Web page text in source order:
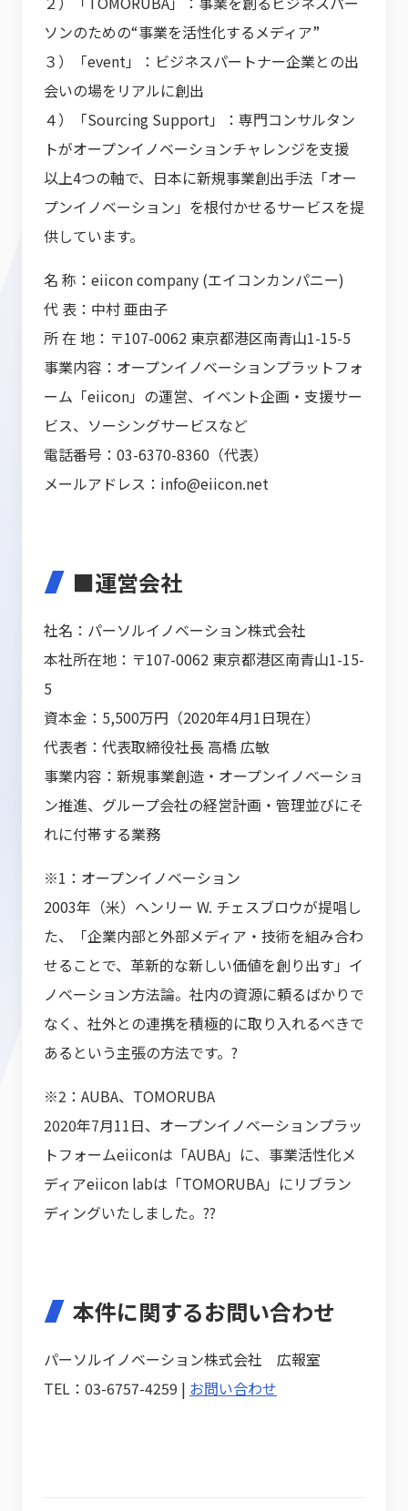
ソンのための“事業を活性化するメディア”
３）「event」：ビジネスパートナー企業との出
会いの場をリアルに創出
４）「Sourcing Support」：専門コンサルタン
トがオープンイノベーションチャレンジを支援
以上4つの軸で、日本に新規事業創出手法「オー
プンイノベーション」を根付かせるサービスを提
供しています。
名 称：eiicon company (エイコンカンパニー)
代 表：中村 亜由子
所 在 地：〒107-0062 東京都港区南青山1-15-5
事業内容：オープンイノベーションプラットフォ
ーム「eiicon」の運営、イベント企画・支援サー
ビス、ソーシングサービスなど
電話番号：03-6370-8360（代表）
メールアドレス：info@eiicon.net
■運営会社
社名：パーソルイノベーション株式会社
本社所在地：〒107-0062 東京都港区南青山1-15-
5
資本金：5,500万円（2020年4月1日現在）
代表者：代表取締役社長 高橋 広敏
事業内容：新規事業創造・オープンイノベーショ
ン推進、グループ会社の経営計画・管理並びにそ
れに付帯する業務
※1：オープンイノベーション
2003年（米）ヘンリー W. チェスブロウが提唱し
た、「企業内部と外部メディア・技術を組み合わ
せることで、革新的な新しい価値を創り出す」イ
ノベーション方法論。社内の資源に頼るばかりで
なく、社外との連携を積極的に取り入れるべきで
あるという主張の方法です。?
※2：AUBA、TOMORUBA
2020年7月11日、オープンイノベーションプラッ
トフォームeiiconは「AUBA」に、事業活性化メ
ディアeiicon labは「TOMORUBA」にリブラン
ディングいたしました。??
本件に関するお問い合わせ
パーソルイノベーション株式会社 広報室
TEL：03-6757-4259 | お問い合わせ